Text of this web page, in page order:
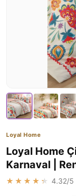
Loyal Home
Loyal Home
Karnaval |
★★★★★ 4.32/5